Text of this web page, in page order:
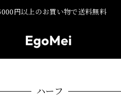
円以上のお買い物で送料無料
ハーフ